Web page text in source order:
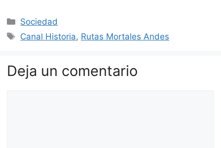
Categorías
Sociedad
Etiquetas
Canal Historia, Rutas Mortales Andes
Deja un comentario